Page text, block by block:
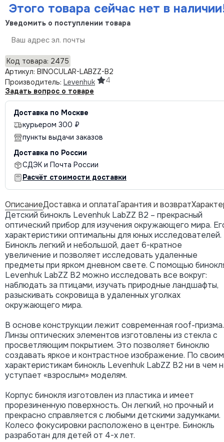
Этого товара сейчас нет в
Уведомить о поступлении товара
Код товара: 2475
Артикул: BINOCULAR-LABZZ-B2
Производитель: Levenhuk
4
Задать вопрос о товаре
Доставка по Москве
курьером 300 ₽
пункты выдачи заказов
Доставка по России
СДЭК и Почта России
Расчёт стоимости доставки
ОписаниеДоставка и оплатаГарантия и возврат
Детский бинокль Levenhuk LabZZ B2 – прекрасный
оптический прибор для изучения окружающего мира.
характеристики оптимальны для юных исследователей.
Бинокль легкий и небольшой, дает 6-кратное
увеличение и позволяет исследовать удаленные
предметы при ярком дневном свете. С помощью
Levenhuk LabZZ B2 можно исследовать все вокруг:
наблюдать за птицами, изучать природные ландшафты,
разыскивать сокровища в удаленных уголках
окружающего мира.
В основе конструкции лежит современная roof-призма.
Линзы оптических элементов изготовлены из стекла с
просветляющим покрытием. Это позволяет биноклю
создавать яркое и контрастное изображение. По своим
характеристикам бинокль Levenhuk LabZZ B2 ни в чем
уступает «взрослым» моделям.
Корпус бинокля изготовлен из пластика и имеет
прорезиненную поверхность. Он легкий, но прочный и
прекрасно справляется с любыми детскими задумками.
Колесо фокусировки расположено в центре. Бинокль
разработан для детей от 4-х лет.